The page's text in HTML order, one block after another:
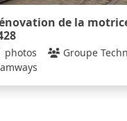
de la
photos
Groupe